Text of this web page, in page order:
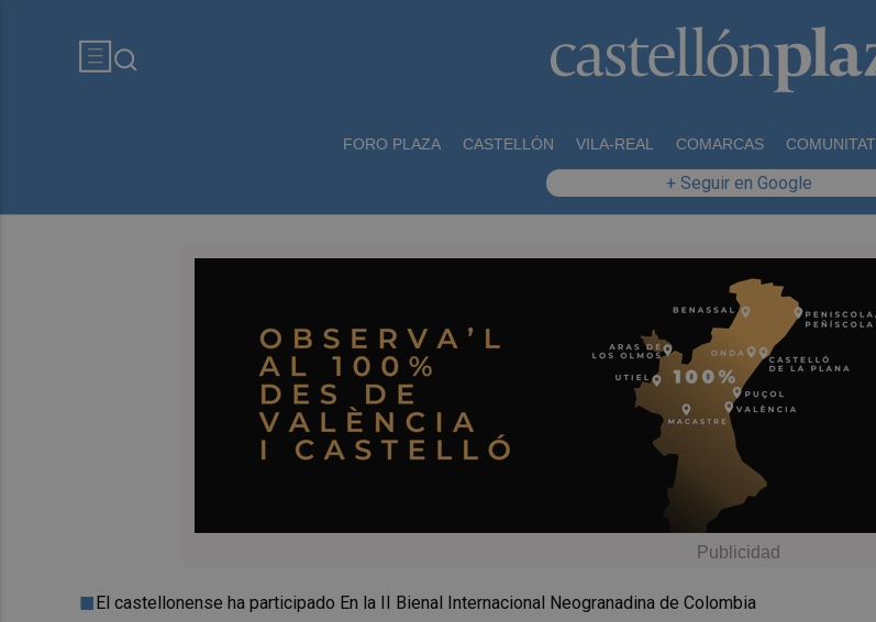
FORO PLAZA CASTELLÓN VILA-REAL COMARCAS COMUNITAT
+ Seguir en Google
El castellonense ha participado En la II Bienal Internacional Neogranadina de Colombia